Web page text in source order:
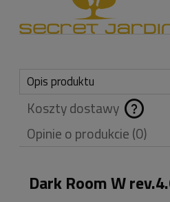
Opis produktu
Koszty dostawy
Cena nie zawiera
ewentualnych
Opinie o produkcie (0)
Dark Room W